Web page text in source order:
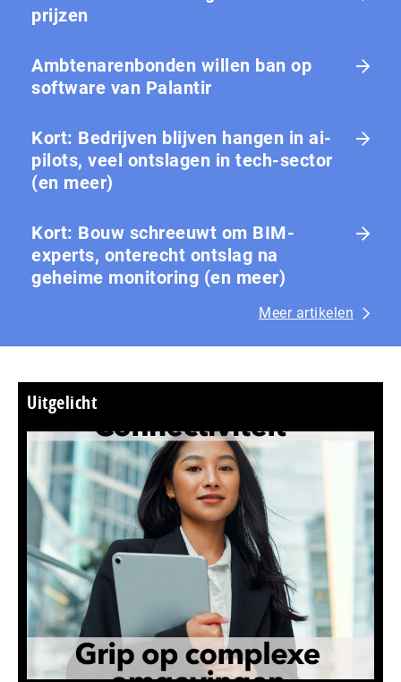
prijzen
Ambtenarenbonden willen ban op
software van Palantir
Kort: Bedrijven blijven hangen in ai-
pilots, veel ontslagen in tech-sector
(en meer)
Kort: Bouw schreeuwt om BIM-
experts, onterecht ontslag na
geheime monitoring (en meer)
Meer artikelen
Uitgelicht